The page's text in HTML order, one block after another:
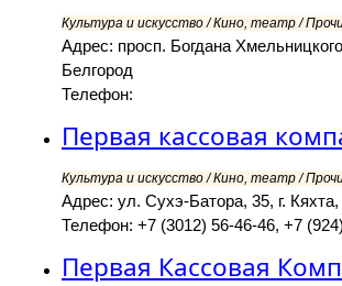
Культура и искусство / Кино, театр /
Адрес: просп. Богдана
Белгород
Телефон:
Первая кассовая
Культура и искусство / Кино, театр /
Адрес: ул. Сухэ-Батора, 35, г.
Телефон: +7 (3012) 56-46-46, +7
Первая Кассовая